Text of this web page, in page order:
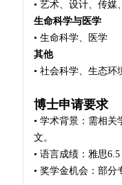
• 艺术、设计、传媒
生命科学与医学
• 生命科学、医学
其他
• 社会科学、生态环
博士申请要求
• 学术背景：需相关
文。
• 语言成绩：雅思
• 奖学金机会：部分